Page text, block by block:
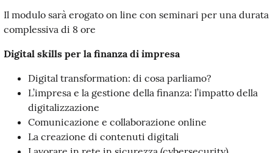
Il modulo sarà erogato on line con seminari per una durata
complessiva di 8 ore
Digital skills per la finanza di impresa
Digital transformation: di cosa parliamo?
L’impresa e la gestione della finanza: l’impatto della
digitalizzazione
Comunicazione e collaborazione online
La creazione di contenuti digitali